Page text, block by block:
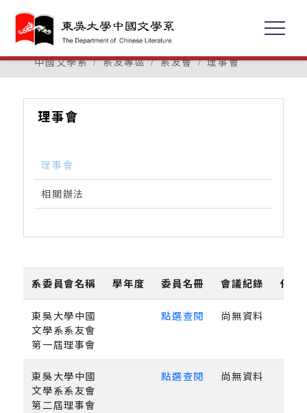
中國文學系 系友專區 系友會 理事會
理事會
理事會
相關辦法
系委員會名稱 學年度 委員名冊 會議紀錄 任期
東吳大學中國
文學系系友會
第一屆理事會
點選查閱 尚無資料
東吳大學中國
文學系系友會
第二屆理事會
點選查閱 尚無資料